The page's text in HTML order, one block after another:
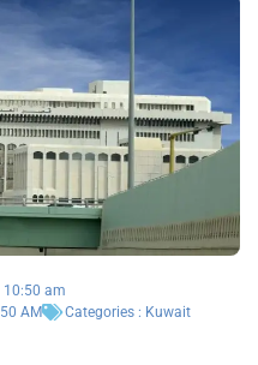
10:50 am
AM Categories : Kuwait